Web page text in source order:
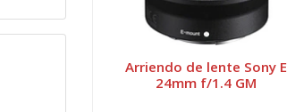
Arriendo de lente Sony E
24mm f/1.4 GM